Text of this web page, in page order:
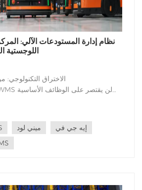
نظام إدارة المستودعات الآلي:
اللوجستية
التعلم العميق وتعزيز التعزيز ،
المبيعات التاريخية ، وتغيرات الطقس
وحتى الرأي العام لوسائل التواصل...
ميني لود
إيه جي في